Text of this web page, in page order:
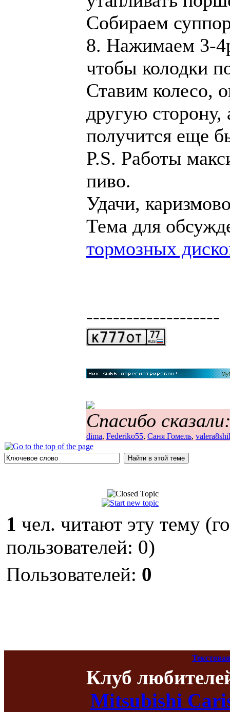
Собираем
8. Нажимаем 3-
чтобы колодки
Ставим колесо,
другую
получится еще
P.S. Работы
пиво.
Удачи,
Тема для
тормозных
--------------------
Спасибо
dima, Federiko55, Саня Гомель,
1 чел. читают эту тему
пользователей: 0)
Пользователей: 0
Клуб
Mitsubishi